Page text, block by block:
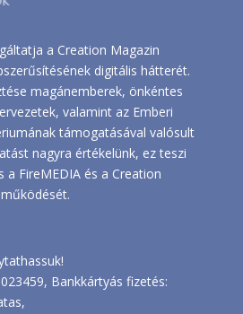
a Creation Magazin
digitális hátterét.
magánemberek, önkéntes
valamint az Emberi
támogatásával valósult
nagyra értékelünk, ez teszi
a FireMEDIA és a Creation
Bankkártyás fizetés:
,